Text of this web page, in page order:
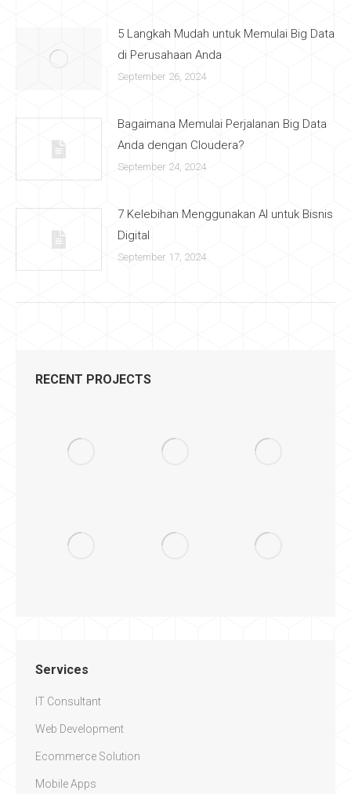
5 Langkah Mudah untuk Memulai Big Data
di Perusahaan Anda
September 26, 2024
Bagaimana Memulai Perjalanan Big Data
Anda dengan Cloudera?
September 24, 2024
7 Kelebihan Menggunakan AI untuk Bisnis
Digital
September 17, 2024
RECENT PROJECTS
Services
IT Consultant
Web Development
Ecommerce Solution
Mobile Apps